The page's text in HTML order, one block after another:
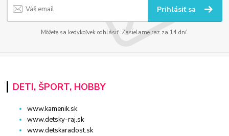
Prihlásiť sa
Môžete sa kedykoľvek odhlásiť. Zasielame raz za 14 dní.
DETI, ŠPORT, HOBBY
www.kamenik.sk
www.detsky-raj.sk
www.detskaradost.sk